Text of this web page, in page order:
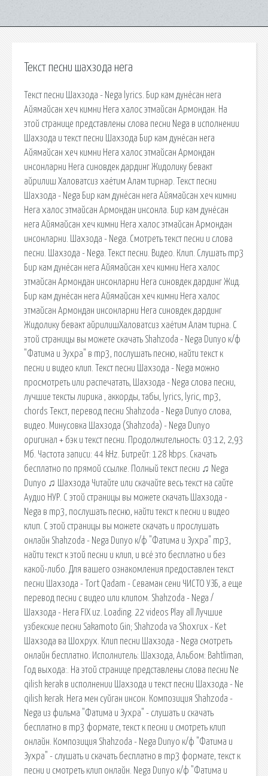
Текст песни шахзода нега
Текст песни Шахзода - Nega lyrics. Бир кам дунёсан нега
Айямайсан хеч кимни Нега халос этмайсан Армондан. На
этой странице представлены слова песни Nega в исполнении
Шахзода и текст песни Шахзода Бир кам дунёсан нега
Айямайсан хеч кимни Нега халос этмайсан Армондан
инсонларни Нега синовдек дардинг Жидолику бевакт
айрилиш Халоватсиз хаётим Алам тирнар. Текст песни
Шахзода - Nega Бир кам дунёсан нега Айямайсан хеч кимни
Нега халос этмайсан Армондан инсонла. Бир кам дунёсан
нега Айямайсан хеч кимни Нега халос этмайсан Армондан
инсонларни. Шахзода - Nega. Смотреть текст песни и слова
песни. Шахзода - Nega. Текст песни. Видео. Клип. Слушать mp3
Бир кам дунёсан нега Айямайсан хеч кимни Нега халос
этмайсан Армондан инсонларни Нега синовдек дардинг Жид.
Бир кам дунёсан нега Айямайсан хеч кимни Нега халос
этмайсан Армондан инсонларни Нега синовдек дардинг
Жидолику бевакт айрилишХаловатсиз хаётим Алам тирна. С
этой страницы вы можете скачать Shahzoda - Nega Dunyo к/ф
"Фатима и Зухра" в mp3, послушать песню, найти текст к
песни и видео клип. Текст песни Шахзода - Nega можно
просмотреть или распечатать, Шахзода - Nega слова песни,
лучшие тексты лирика , аккорды, табы, lyrics, lyric, mp3,
chords Текст, перевод песни Shahzoda - Nega Dunyo слова,
видео. Минусовка Шахзода (Shahzoda) - Nega Dunyo
оригинал + бэк и текст песни. Продолжительность: 03:12, 2,93
Мб. Частота записи: 44 kHz. Битрейт: 128 kbps. Cкачать
бесплатно по прямой ссылке. Полный текст песни ♫ Nega
Dunyo ♫ Шахзода Читайте или скачайте весь текст на сайте
Аудио НУР. С этой страницы вы можете скачать Шахзода -
Nega в mp3, послушать песню, найти текст к песни и видео
клип. С этой страницы вы можете скачать и прослушать
онлайн Shahzoda - Nega Dunyo к/ф "Фатима и Зухра" mp3,
найти текст к этой песни и клип, и всё это бесплатно и без
какой-либо. Для вашего ознакомления предоставлен текст
песни Шахзода - Tort Qadam - Севаман сени ЧИСТО УЗБ, а еще
перевод песни с видео или клипом. Shahzoda - Nega /
Шахзода - Нега FIX uz. Loading. 22 videos Play all Лучшие
узбекские песни Sakamoto Gin; Shahzoda va Shoxrux - Ket
Шахзода ва Шохрух. Клип песни Шахзода - Nega смотреть
онлайн бесплатно. Исполнитель: Шахзода, Альбом: Bahtliman,
Год выхода:. На этой странице представлены слова песни Ne
qilish kerak в исполнении Шахзода и текст песни Шахзода - Ne
qilish kerak. Нега мен суйган инсон. Композиция Shahzoda -
Nega из фильма "Фатима и Зухра" - слушать и скачать
бесплатно в mp3 формате, текст к песни и смотреть клип
онлайн. Композиция Shahzoda - Nega Dunyo к/ф "Фатима и
Зухра" - слушать и скачать бесплатно в mp3 формате, текст к
песни и смотреть клип онлайн. Nega Dunyo к/ф "Фатима и